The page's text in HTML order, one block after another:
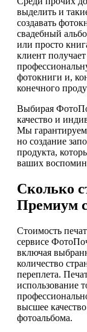
выделить и
создавать
свадебный
или просто
клиент
фотокниги и,
конечного
Выбирая
качество и
Мы
но создание
продукта,
ваших
Сколько
Премиум
Стоимость
сервисе
включая
количество
переплета.
использование
высшее
фотоальбома.